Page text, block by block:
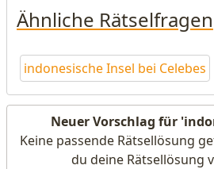
Ähnliche Rätselfragen
indonesische Insel bei Celebes
Neuer Vorschlag für
Keine passende Rätsellösung
du deine Rätsellösung